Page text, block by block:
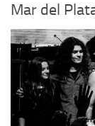
Mar del